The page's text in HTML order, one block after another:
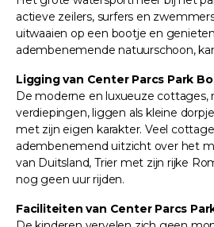
actieve zeilers, surfers en
uitwaaien op een bootje en
adembenemende natuurschoon,
Ligging van Center Parcs Park
De moderne en luxueuze cottages,
verdiepingen, liggen als kleine
met zijn eigen karakter. Veel
adembenemend uitzicht over het
van Duitsland, Trier met zijn rijke
nog geen uur rijden.
Faciliteiten van Center Parcs